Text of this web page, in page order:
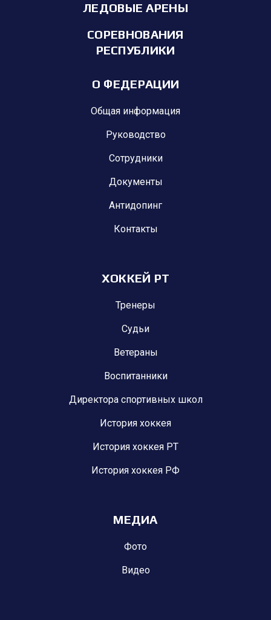
ЛЕДОВЫЕ АРЕНЫ
СОРЕВНОВАНИЯ
РЕСПУБЛИКИ
О ФЕДЕРАЦИИ
Общая информация
Руководство
Сотрудники
Документы
Антидопинг
Контакты
ХОККЕЙ РТ
Тренеры
Судьи
Ветераны
Воспитанники
Директора спортивных школ
История хоккея
История хоккея РТ
История хоккея РФ
МЕДИА
Фото
Видео